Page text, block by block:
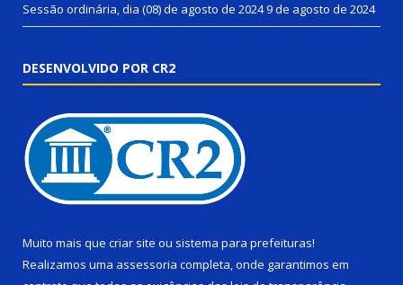
Sessão ordinária, dia (08) de agosto de 20249 de agosto de 2024
DESENVOLVIDO POR CR2
Muito mais que criar site ou sistema para prefeituras!
Realizamos uma assessoria completa, onde garantimos em